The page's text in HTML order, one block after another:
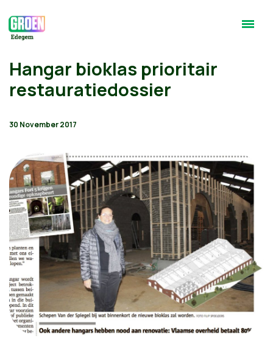
Hangar bioklas prioritair
restauratiedossier
30 November 2017